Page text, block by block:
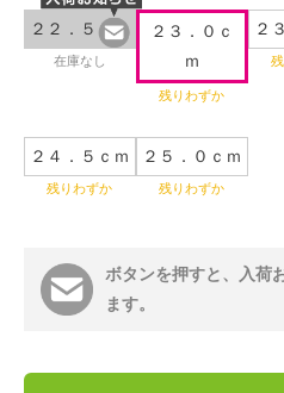
２２．５ｃｍ
在庫なし
２３．０ｃ
ｍ
残りわずか
２
２４．５ｃｍ
残りわずか
２５．０ｃｍ
残りわずか
ボタンを押すと、入荷
ます。